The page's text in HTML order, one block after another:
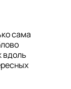
сама
вдоль